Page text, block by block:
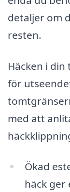
detaljer om
resten.
Häcken i
för
med att
Ökad
häck ger